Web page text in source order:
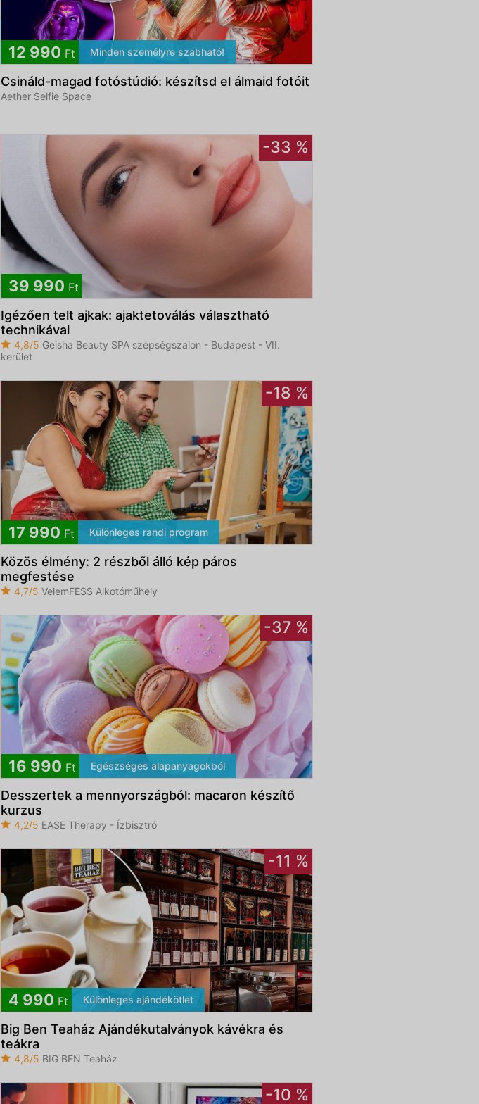
12 990 Ft Minden személyre szabható!
Csináld-magad fotóstúdió: készítsd el álmaid fotóit
Aether Selfie Space
-33 %
39 990 Ft
Igézően telt ajkak: ajaktetoválás választható
technikával
4,8/5 Geisha Beauty SPA szépségszalon - Budapest - VII.
kerület
-18 %
17 990 Ft Különleges randi program
Közös élmény: 2 részből álló kép páros
megfestése
4,7/5 VelemFESS Alkotóműhely
-37 %
16 990 Ft Egészséges alapanyagokból
Desszertek a mennyországból: macaron készítő
kurzus
4,2/5 EASE Therapy - Ízbisztró
-11 %
4 990 Ft Különleges ajándékötlet
Big Ben Teaház Ajándékutalványok kávékra és
teákra
4,8/5 BIG BEN Teaház
-10 %